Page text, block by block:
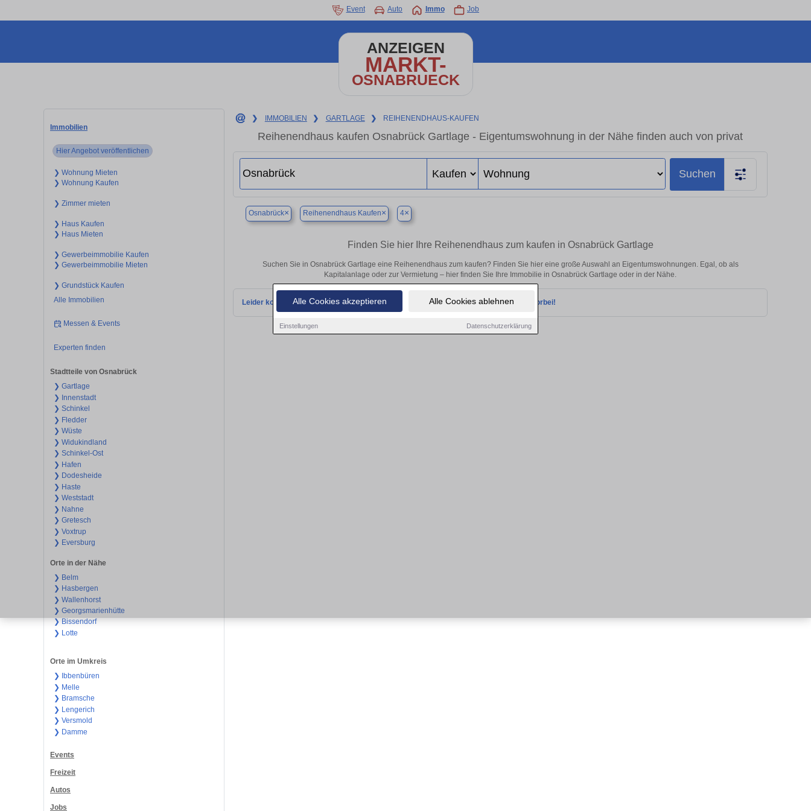
Alle Cookies akzeptieren Alle Cookies ablehnen
Einstellungen Datenschutzerklärung
Event Auto Immo Job
ANZEIGEN
MARKT-
OSNABRUECK
Immobilien
Hier Angebot veröffentlichen
❯ Wohnung Mieten
❯ Wohnung Kaufen
❯ Zimmer mieten
❯ Haus Kaufen
❯ Haus Mieten
❯ Gewerbeimmobilie Kaufen
❯ Gewerbeimmobilie Mieten
❯ Grundstück Kaufen
Alle Immobilien
Messen & Events
Experten finden
Stadtteile von Osnabrück
❯ Gartlage
❯ Innenstadt
❯ Schinkel
❯ Fledder
❯ Wüste
❯ Widukindland
❯ Schinkel-Ost
❯ Hafen
❯ Dodesheide
❯ Haste
❯ Weststadt
❯ Nahne
❯ Gretesch
❯ Voxtrup
❯ Eversburg
Orte in der Nähe
❯ Belm
❯ Hasbergen
❯ Wallenhorst
❯ Georgsmarienhütte
❯ Bissendorf
❯ Lotte
Orte im Umkreis
❯ Ibbenbüren
❯ Melle
❯ Bramsche
❯ Lengerich
❯ Versmold
❯ Damme
Events
Freizeit
Autos
Jobs
❯ IMMOBILIEN ❯ GARTLAGE ❯ REIHENENDHAUS-KAUFEN
Reihenendhaus kaufen Osnabrück Gartlage - Eigentumswohnung in der Nähe finden auch von privat
Suchen
Osnabrück× Reihenendhaus Kaufen× 4×
Finden Sie hier Ihre Reihenendhaus zum kaufen in Osnabrück Gartlage
Suchen Sie in Osnabrück Gartlage eine Reihenendhaus zum kaufen? Finden Sie hier eine große Auswahl an Eigentumswohnungen. Egal, ob als
Kapitalanlage oder zur Vermietung – hier finden Sie Ihre Immobilie in Osnabrück Gartlage oder in der Nähe.
Leider konnten wir derzeit keine passenden Objekte finden. Schauen Sie bald wieder vorbei!